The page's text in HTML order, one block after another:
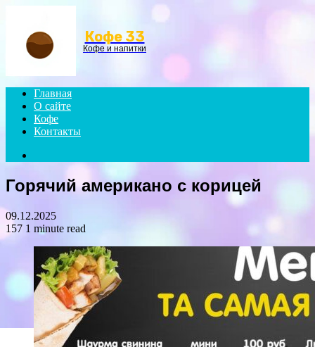
Кофе 33
Кофе и напитки
Главная
О сайте
Кофе
Контакты
Горячий американо с корицей
09.12.2025
157 1 minute read